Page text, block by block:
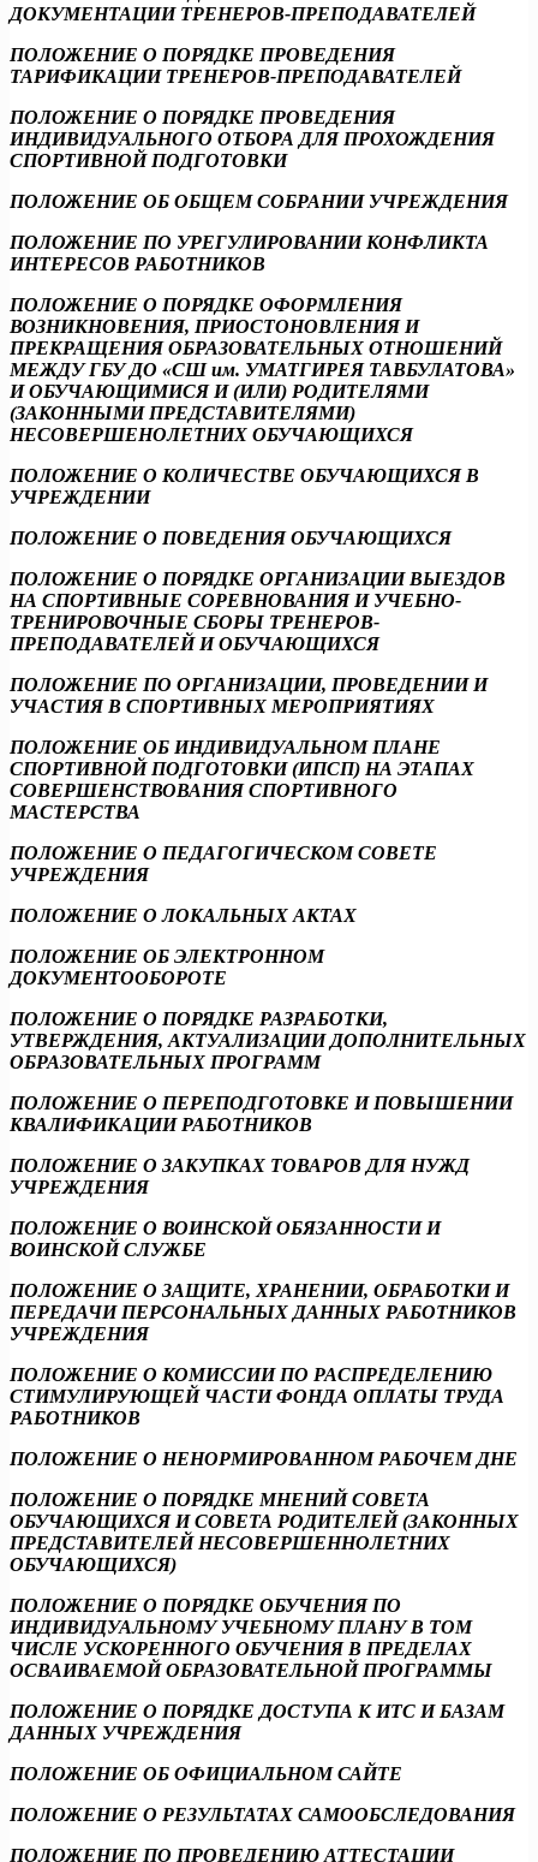
ДОКУМЕНТАЦИИ ТРЕНЕРОВ-ПРЕПОДАВАТЕЛЕЙ
ПОЛОЖЕНИЕ О ПОРЯДКЕ ПРОВЕДЕНИЯ
ТАРИФИКАЦИИ ТРЕНЕРОВ-ПРЕПОДАВАТЕЛЕЙ
ПОЛОЖЕНИЕ О ПОРЯДКЕ ПРОВЕДЕНИЯ
ИНДИВИДУАЛЬНОГО ОТБОРА ДЛЯ ПРОХОЖДЕНИЯ
СПОРТИВНОЙ ПОДГОТОВКИ
ПОЛОЖЕНИЕ ОБ ОБЩЕМ СОБРАНИИ УЧРЕЖДЕНИЯ
ПОЛОЖЕНИЕ ПО УРЕГУЛИРОВАНИИ КОНФЛИКТА
ИНТЕРЕСОВ РАБОТНИКОВ
ПОЛОЖЕНИЕ О ПОРЯДКЕ ОФОРМЛЕНИЯ
ВОЗНИКНОВЕНИЯ, ПРИОСТОНОВЛЕНИЯ И
ПРЕКРАЩЕНИЯ ОБРАЗОВАТЕЛЬНЫХ ОТНОШЕНИЙ
МЕЖДУ ГБУ ДО «СШ им. УМАТГИРЕЯ ТАВБУЛАТОВА»
И ОБУЧАЮЩИМИСЯ И (ИЛИ) РОДИТЕЛЯМИ
(ЗАКОННЫМИ ПРЕДСТАВИТЕЛЯМИ)
НЕСОВЕРШЕНОЛЕТНИХ ОБУЧАЮЩИХСЯ
ПОЛОЖЕНИЕ О КОЛИЧЕСТВЕ ОБУЧАЮЩИХСЯ В
УЧРЕЖДЕНИИ
ПОЛОЖЕНИЕ О ПОВЕДЕНИЯ ОБУЧАЮЩИХСЯ
ПОЛОЖЕНИЕ О ПОРЯДКЕ ОРГАНИЗАЦИИ ВЫЕЗДОВ
НА СПОРТИВНЫЕ СОРЕВНОВАНИЯ И УЧЕБНО-
ТРЕНИРОВОЧНЫЕ СБОРЫ ТРЕНЕРОВ-
ПРЕПОДАВАТЕЛЕЙ И ОБУЧАЮЩИХСЯ
ПОЛОЖЕНИЕ ПО ОРГАНИЗАЦИИ, ПРОВЕДЕНИИ И
УЧАСТИЯ В СПОРТИВНЫХ МЕРОПРИЯТИЯХ
ПОЛОЖЕНИЕ ОБ ИНДИВИДУАЛЬНОМ ПЛАНЕ
СПОРТИВНОЙ ПОДГОТОВКИ (ИПСП) НА ЭТАПАХ
СОВЕРШЕНСТВОВАНИЯ СПОРТИВНОГО
МАСТЕРСТВА
ПОЛОЖЕНИЕ О ПЕДАГОГИЧЕСКОМ СОВЕТЕ
УЧРЕЖДЕНИЯ
ПОЛОЖЕНИЕ О ЛОКАЛЬНЫХ АКТАХ
ПОЛОЖЕНИЕ ОБ ЭЛЕКТРОННОМ
ДОКУМЕНТООБОРОТЕ
ПОЛОЖЕНИЕ О ПОРЯДКЕ РАЗРАБОТКИ,
УТВЕРЖДЕНИЯ, АКТУАЛИЗАЦИИ ДОПОЛНИТЕЛЬНЫХ
ОБРАЗОВАТЕЛЬНЫХ ПРОГРАММ
ПОЛОЖЕНИЕ О ПЕРЕПОДГОТОВКЕ И ПОВЫШЕНИИ
КВАЛИФИКАЦИИ РАБОТНИКОВ
ПОЛОЖЕНИЕ О ЗАКУПКАХ ТОВАРОВ ДЛЯ НУЖД
УЧРЕЖДЕНИЯ
ПОЛОЖЕНИЕ О ВОИНСКОЙ ОБЯЗАННОСТИ И
ВОИНСКОЙ СЛУЖБЕ
ПОЛОЖЕНИЕ О ЗАЩИТЕ, ХРАНЕНИИ, ОБРАБОТКИ И
ПЕРЕДАЧИ ПЕРСОНАЛЬНЫХ ДАННЫХ РАБОТНИКОВ
УЧРЕЖДЕНИЯ
ПОЛОЖЕНИЕ О КОМИССИИ ПО РАСПРЕДЕЛЕНИЮ
СТИМУЛИРУЮЩЕЙ ЧАСТИ ФОНДА ОПЛАТЫ ТРУДА
РАБОТНИКОВ
ПОЛОЖЕНИЕ О НЕНОРМИРОВАННОМ РАБОЧЕМ ДНЕ
ПОЛОЖЕНИЕ О ПОРЯДКЕ МНЕНИЙ СОВЕТА
ОБУЧАЮЩИХСЯ И СОВЕТА РОДИТЕЛЕЙ (ЗАКОННЫХ
ПРЕДСТАВИТЕЛЕЙ НЕСОВЕРШЕННОЛЕТНИХ
ОБУЧАЮЩИХСЯ)
ПОЛОЖЕНИЕ О ПОРЯДКЕ ОБУЧЕНИЯ ПО
ИНДИВИДУАЛЬНОМУ УЧЕБНОМУ ПЛАНУ В ТОМ
ЧИСЛЕ УСКОРЕННОГО ОБУЧЕНИЯ В ПРЕДЕЛАХ
ОСВАИВАЕМОЙ ОБРАЗОВАТЕЛЬНОЙ ПРОГРАММЫ
ПОЛОЖЕНИЕ О ПОРЯДКЕ ДОСТУПА К ИТС И БАЗАМ
ДАННЫХ УЧРЕЖДЕНИЯ
ПОЛОЖЕНИЕ ОБ ОФИЦИАЛЬНОМ САЙТЕ
ПОЛОЖЕНИЕ О РЕЗУЛЬТАТАХ САМООБСЛЕДОВАНИЯ
ПОЛОЖЕНИЕ ПО ПРОВЕДЕНИЮ АТТЕСТАЦИИ